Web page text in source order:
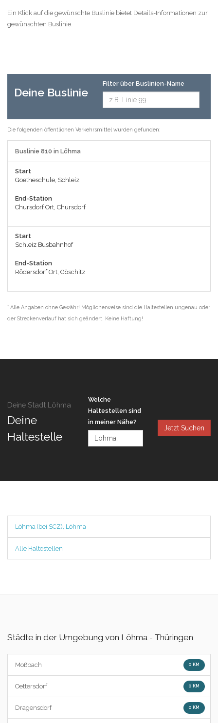
Ein Klick auf die gewünschte Buslinie bietet Details-Informationen zur
gewünschten Buslinie.
Deine Buslinie
Filter über Buslinien-Name
Die folgenden öffentlichen Verkehrsmittel wurden gefunden:
Buslinie 810 in Löhma
Start
Goetheschule, Schleiz
End-Station
Chursdorf Ort, Chursdorf
Start
Schleiz Busbahnhof
End-Station
Rödersdorf Ort, Göschitz
* Alle Angaben ohne Gewähr! Möglicherweise sind die Haltestellen ungenau oder
der Streckenverlauf hat sich geändert. Keine Haftung!
Deine Stadt Löhma
Deine
Haltestelle
Welche
Haltestellen sind
in meiner Nähe?
Jetzt Suchen
Löhma (bei SCZ), Löhma
Alle Haltestellen
Städte in der Umgebung von Löhma - Thüringen
Moßbach 0 KM
Oettersdorf 0 KM
Dragensdorf 0 KM